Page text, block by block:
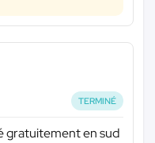
TERMINÉ
gratuitement en sud